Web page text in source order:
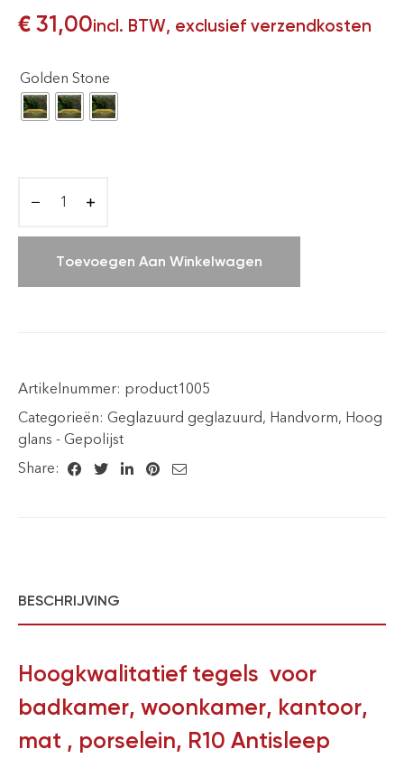
€ 31,00incl. BTW, exclusief verzendkosten
Golden Stone
Toevoegen Aan Winkelwagen
Artikelnummer: product1005
Categorieën: Geglazuurd geglazuurd, Handvorm, Hoog
glans - Gepolijst
Share:
BESCHRIJVING
Hoogkwalitatief tegels voor
badkamer, woonkamer, kantoor,
mat , porselein, R10 Antisleep